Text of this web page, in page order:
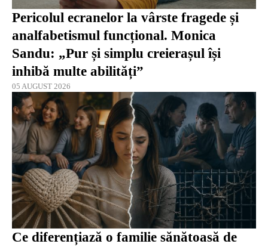
Pericolul ecranelor la vârste fragede și
analfabetismul funcțional. Monica
Sandu: „Pur și simplu creierașul își
inhibă multe abilități”
05 AUGUST 2026
Ce diferențiază o familie sănătoasă de